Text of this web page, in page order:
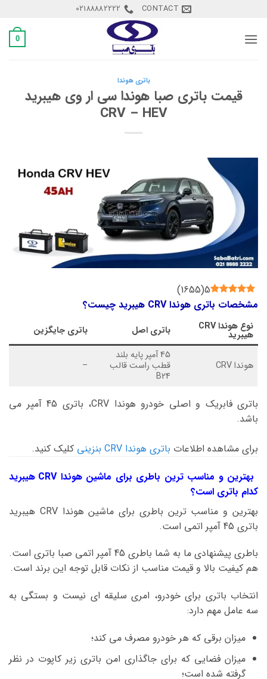
content
CONTACT
02188882222
0
باتری هوندا
قیمت باتری صبا هوندا سی ار وی هیبرید
CRV – HEV
5
(
1655
)
مشخصات باتری هوندا CRV هیبرید چیست؟
نوع هوندا CRV
هیبرید باتری اصل باتری جایگزین
هوندا CRV
45 آمپر پایه بلند
قطب راست قالب
B24
–
باتری فابریک و اصلی خودرو هوندا CRV، باتری 45 آمپر می
باشد.
برای مشاهده اطلاعات باتری هوندا CRV بنزینی
کلیک کنید.
بهترین و مناسب ترین باطری برای ماشین هوندا CRV هیبرید
کدام باتری است؟
بهترین و مناسب ترین باطری برای ماشین هوندا CRV هیبرید
باتری 45 آمپر اتمی است.
باطری پیشنهادی ما به شما باطری 45 آمپر اتمی صبا باتری است.
هم کیفیت بالا و قیمت مناسب از نکات قابل توجه این برند است.
انتخاب باتری برای خودرو، امری سلیقه ای نیست و بستگی به
سه عامل مهم دارد:
میزان برقی که هر خودرو مصرف می کند؛
میزان فضایی که برای جاگذاری امن باتری زیر کاپوت در نظر
گرفته شده است؛